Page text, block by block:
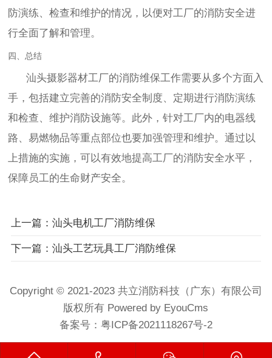
防演练、检查和维护的情况，以便对工厂的消防安全进
行全面了解和管理。
四、总结
汕头摄影器材工厂的消防维保工作需要从多个方面入
手，包括建立完善的消防安全制度、定期进行消防演练
和检查、维护消防设施等。此外，针对工厂内的电器线
路、易燃物品等重点部位也要加强管理和维护。通过以
上措施的实施，可以有效地提高工厂的消防安全水平，
保障员工的生命财产安全。
上一篇：汕头电机工厂消防维保
下一篇：汕头工艺玩具工厂消防维保
Copyright © 2021-2023 共立消防科技（广东）有限公司
版权所有 Powered by EyouCms
备案号： 粤ICP备2021118267号-2